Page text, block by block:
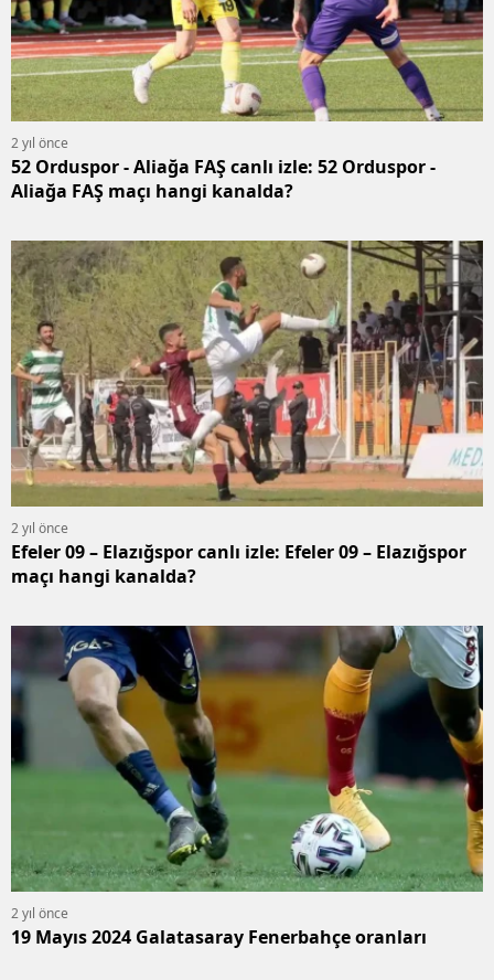
2 yıl önce
52 Orduspor - Aliağa FAŞ canlı izle: 52 Orduspor -
Aliağa FAŞ maçı hangi kanalda?
2 yıl önce
Efeler 09 – Elazığspor canlı izle: Efeler 09 – Elazığspor
maçı hangi kanalda?
2 yıl önce
19 Mayıs 2024 Galatasaray Fenerbahçe oranları